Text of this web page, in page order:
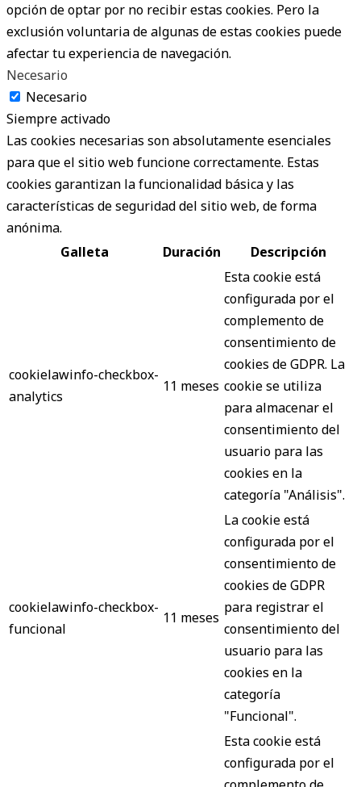
opción de optar por no recibir estas cookies. Pero la
exclusión voluntaria de algunas de estas cookies puede
afectar tu experiencia de navegación.
Necesario
Necesario
Siempre activado
Las cookies necesarias son absolutamente esenciales
para que el sitio web funcione correctamente. Estas
cookies garantizan la funcionalidad básica y las
características de seguridad del sitio web, de forma
anónima.
Galleta
Duración Descripción
cookielawinfo-checkbox-
analytics
11 meses
Esta cookie está
configurada por el
complemento de
consentimiento de
cookies de GDPR. La
cookie se utiliza
para almacenar el
consentimiento del
usuario para las
cookies en la
categoría "Análisis".
cookielawinfo-checkbox-
funcional
11 meses
La cookie está
configurada por el
consentimiento de
cookies de GDPR
para registrar el
consentimiento del
usuario para las
cookies en la
categoría
"Funcional".
Esta cookie está
configurada por el